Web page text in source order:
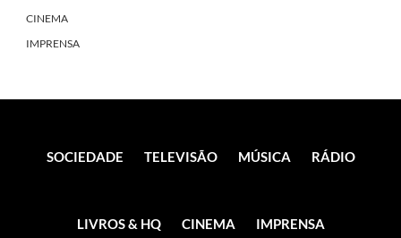
CINEMA
IMPRENSA
SOCIEDADE TELEVISÃO MÚSICA RÁDIO
LIVROS & HQ CINEMA IMPRENSA